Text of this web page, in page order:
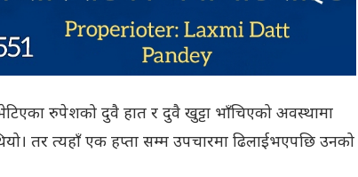
रुपेशको दुवै हात र दुवै खुट्टा भाँचिएको अवस्थामा
तर त्यहाँ एक हप्ता सम्म उपचारमा ढिलाईभएपछि उनको